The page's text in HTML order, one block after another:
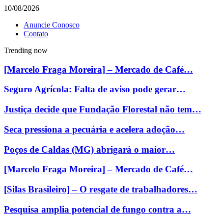
10/08/2026
Anuncie Conosco
Contato
Trending now
[Marcelo Fraga Moreira] – Mercado de Café…
Seguro Agrícola: Falta de aviso pode gerar…
Justiça decide que Fundação Florestal não tem…
Seca pressiona a pecuária e acelera adoção…
Poços de Caldas (MG) abrigará o maior…
[Marcelo Fraga Moreira] – Mercado de Café…
[Silas Brasileiro] – O resgate de trabalhadores…
Pesquisa amplia potencial de fungo contra a…